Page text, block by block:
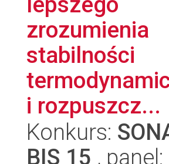
zrozumienia
stabilności
i rozpuszcz...
Konkurs:
BIS 15 , panel: